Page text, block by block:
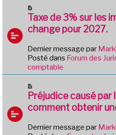
e
s
s
g
e
o
u
v
a
u
m
s
a
e
Taxe de 3% sur les
change pour 2027.
Dernier message par
Posté dans Forum des
comptable
o
u
v
a
Préjudice causé par
comment obtenir
Dernier message par